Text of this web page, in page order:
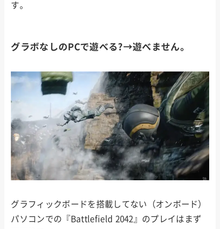
す。
グラボなしのPCで遊べる?→遊べません。
グラフィックボードを搭載してない（オンボード）
パソコンでの『Battlefield 2042』のプレイはまず